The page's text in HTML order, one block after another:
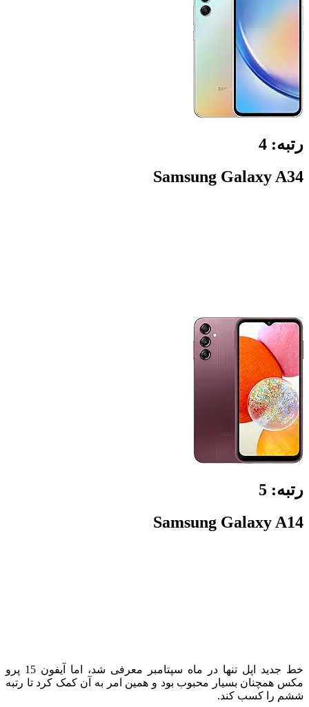
رتبه: 4
Samsung Galaxy A34
رتبه: 5
Samsung Galaxy A14
خط جدید اپل تنها در ماه سپتامبر معرفی شد، اما آیفون 15 پرو
مکس همچنان بسیار محبوب بود و همین امر به آن کمک کرد تا رتبه
ششم را کسب کند.